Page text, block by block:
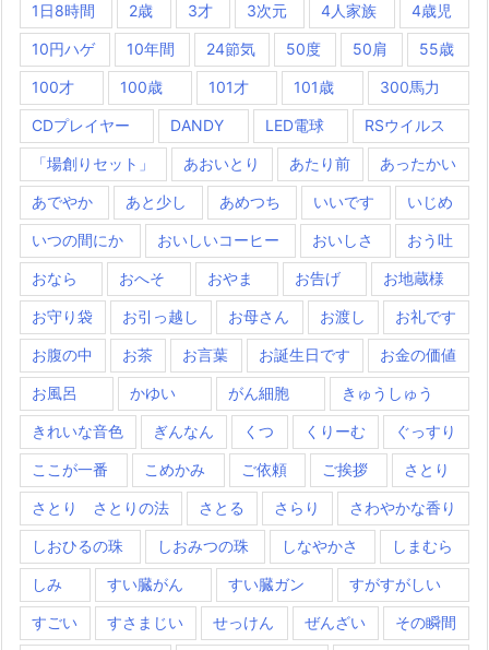
1日8時間 2歳 3才 3次元 4人家族 4歳児
10円ハゲ 10年間 24節気 50度 50肩 55歳
100才 100歳 101才 101歳 300馬力
CDプレイヤー DANDY LED電球 RSウイルス
「場創りセット」 あおいとり あたり前 あったかい
あでやか あと少し あめつち いいです いじめ
いつの間にか おいしいコーヒー おいしさ おう吐
おなら おへそ おやま お告げ お地蔵様
お守り袋 お引っ越し お母さん お渡し お礼です
お腹の中 お茶 お言葉 お誕生日です お金の価値
お風呂 かゆい がん細胞 きゅうしゅう
きれいな音色 ぎんなん くつ くりーむ ぐっすり
ここが一番 こめかみ ご依頼 ご挨拶 さとり
さとり さとりの法 さとる さらり さわやかな香り
しおひるの珠 しおみつの珠 しなやかさ しまむら
しみ すい臓がん すい臓ガン すがすがしい
すごい すさまじい せっけん ぜんざい その瞬間